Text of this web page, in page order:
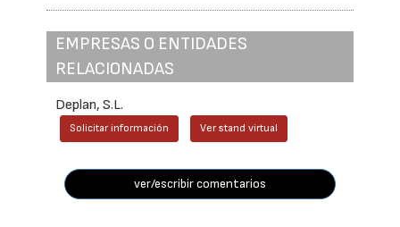
EMPRESAS O ENTIDADES
RELACIONADAS
Deplan, S.L.
Solicitar información Ver stand virtual
ver/escribir comentarios